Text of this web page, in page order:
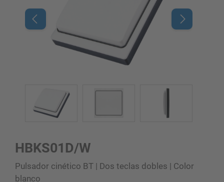
HBKS01D/W
Pulsador cinético BT | Dos teclas dobles | Color
blanco